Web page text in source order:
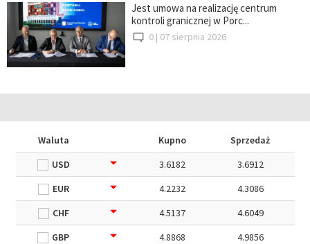
Jest umowa na realizację centrum
kontroli granicznej w Porc...
0 | 07 sierpnia 2026
Waluta Kupno
Sprzedaż
USD
3.6182
3.6912
EUR
4.2232
4.3086
CHF
4.5137
4.6049
GBP
4.8868 4.9856